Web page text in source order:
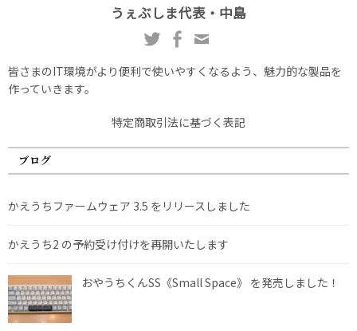
うぇぶしま代表・中島
皆さまのIT環境がより便利で使いやすくなるよう、魅力的な製品を
作っていきます。
特定商取引法に基づく表記
ブログ
かえうちファームウェア 3.5 をリリースしました
かえうち2 の予約受け付けを再開いたします
おやうちくんSS《Small Space》 を発売しました！